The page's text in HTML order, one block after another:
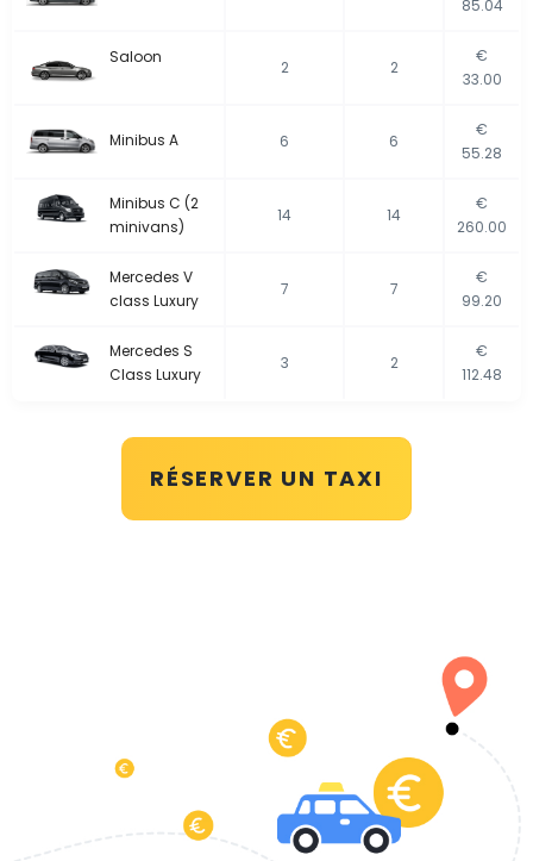
85.04
Saloon
2 2
€
33.00
Minibus A 6 6
€
55.28
Minibus C (2
minivans)
14 14
€
260.00
Mercedes V
class Luxury
7 7
€
99.20
Mercedes S
Class Luxury
3 2
€
112.48
RÉSERVER UN TAXI